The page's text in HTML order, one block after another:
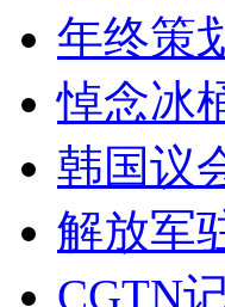
年终策
悼念冰
韩国议
解放军
CGTN